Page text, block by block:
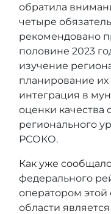
обратила
четыре
рекомендовано
половине 2023
изучение
планирование
интеграция в
оценки
регионального
РСОКО.
Как уже
федерального
оператором
области